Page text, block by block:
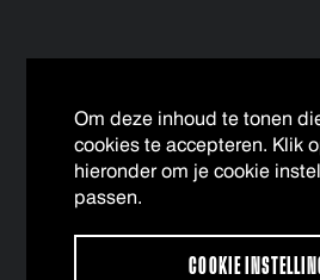
Om deze inhoud te tonen
cookies te accepteren. Klik
hieronder om je cookie
passen.
COOKIE